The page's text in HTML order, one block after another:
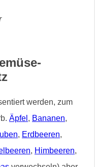
werden, zum
Äpfel , Bananen,
, Erdbeeren,
, Himbeeren,